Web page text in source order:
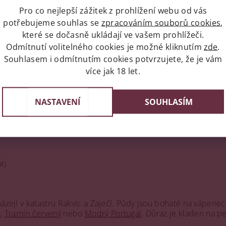
hodnot a moderních vinařských postupů. Důraz je
stejně jako udržení charakteristického rukopisu
v katastru Rakvic a Zaječí. Půdy jsou bohaté na
, Tramín červený nebo Modrý Portugal . Důraz je kladen na
Pro co nejlepší zážitek z prohlížení webu od vás
potřebujeme souhlas se zpracováním souborů cookies,
které se dočasně ukládají ve vašem prohlížeči.
Odmítnutí volitelného cookies je možné kliknutím zde.
Souhlasem i odmítnutím cookies potvrzujete, že je vám
více jak 18 let.
NASTAVENÍ SOUHLASÍM